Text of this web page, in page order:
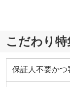
こだわり特
保証人不要かつ